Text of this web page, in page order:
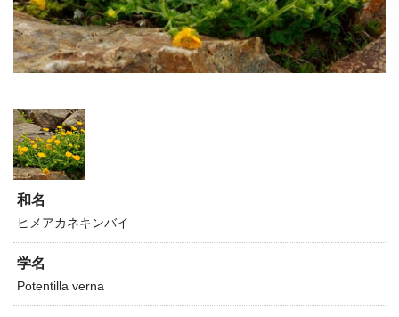
和名
ヒメアカネキンバイ
学名
Potentilla verna